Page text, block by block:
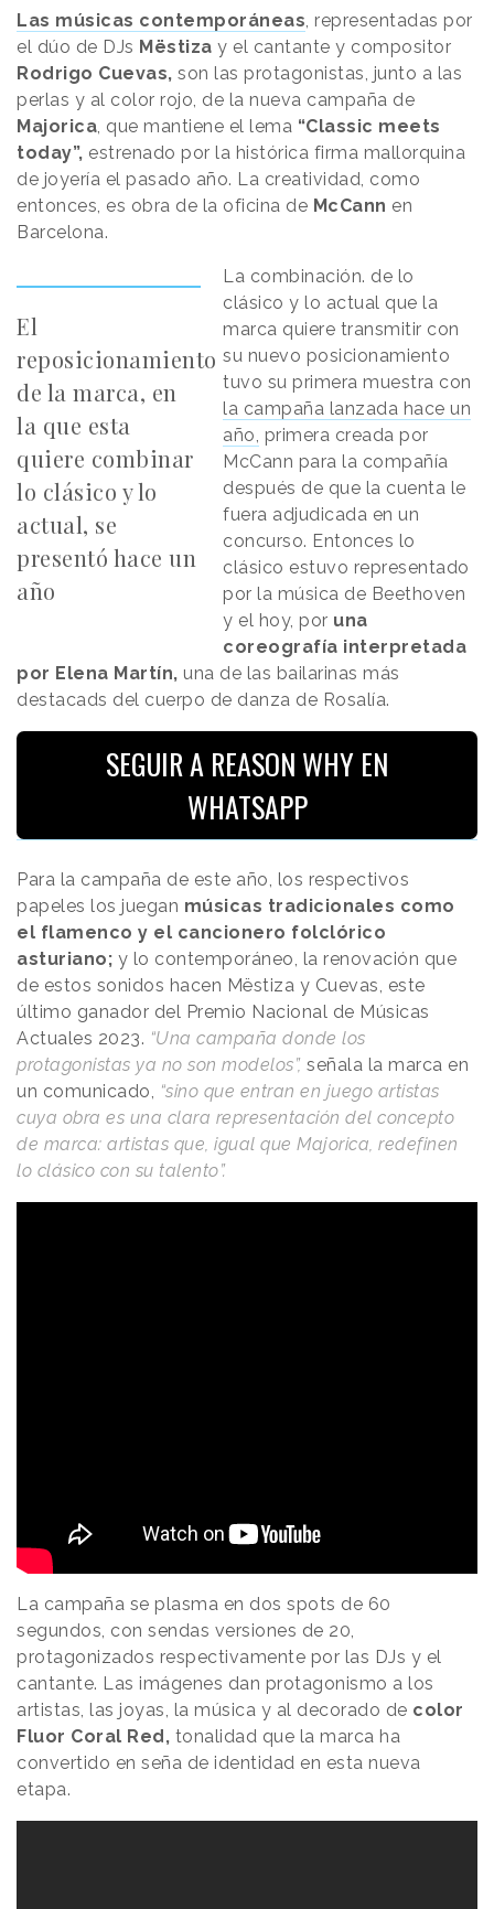
Las músicas contemporáneas, representadas por
el dúo de DJs Mëstiza y el cantante y compositor
Rodrigo Cuevas, son las protagonistas, junto a las
perlas y al color rojo, de la nueva campaña de
Majorica, que mantiene el lema “Classic meets
today”, estrenado por la histórica firma mallorquina
de joyería el pasado año. La creatividad, como
entonces, es obra de la oficina de McCann en
Barcelona.
El
reposicionamiento
de la marca, en
la que esta
quiere combinar
lo clásico y lo
actual, se
presentó hace un
año
La combinación. de lo
clásico y lo actual que la
marca quiere transmitir con
su nuevo posicionamiento
tuvo su primera muestra con
la campaña lanzada hace un
año, primera creada por
McCann para la compañía
después de que la cuenta le
fuera adjudicada en un
concurso. Entonces lo
clásico estuvo representado
por la música de Beethoven
y el hoy, por una
coreografía interpretada
por Elena Martín, una de las bailarinas más
destacads del cuerpo de danza de Rosalía.
SEGUIR A REASON WHY EN
WHATSAPP
Para la campaña de este año, los respectivos
papeles los juegan músicas tradicionales como
el flamenco y el cancionero folclórico
asturiano; y lo contemporáneo, la renovación que
de estos sonidos hacen Mëstiza y Cuevas, este
último ganador del Premio Nacional de Músicas
Actuales 2023. “Una campaña donde los
protagonistas ya no son modelos”, señala la marca en
un comunicado, “sino que entran en juego artistas
cuya obra es una clara representación del concepto
de marca: artistas que, igual que Majorica, redefinen
lo clásico con su talento”.
La campaña se plasma en dos spots de 60
segundos, con sendas versiones de 20,
protagonizados respectivamente por las DJs y el
cantante. Las imágenes dan protagonismo a los
artistas, las joyas, la música y al decorado de color
Fluor Coral Red, tonalidad que la marca ha
convertido en seña de identidad en esta nueva
etapa.